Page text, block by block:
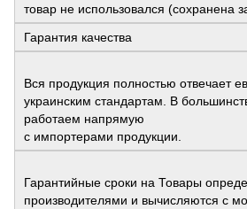
товар не использовался (сохранена
Гарантия качества
Вся продукция полностью отвечает
украинским стандартам. В
работаем напрямую
с импортерами продукции.
Гарантийные сроки на Товары
производителями и вычисляются с